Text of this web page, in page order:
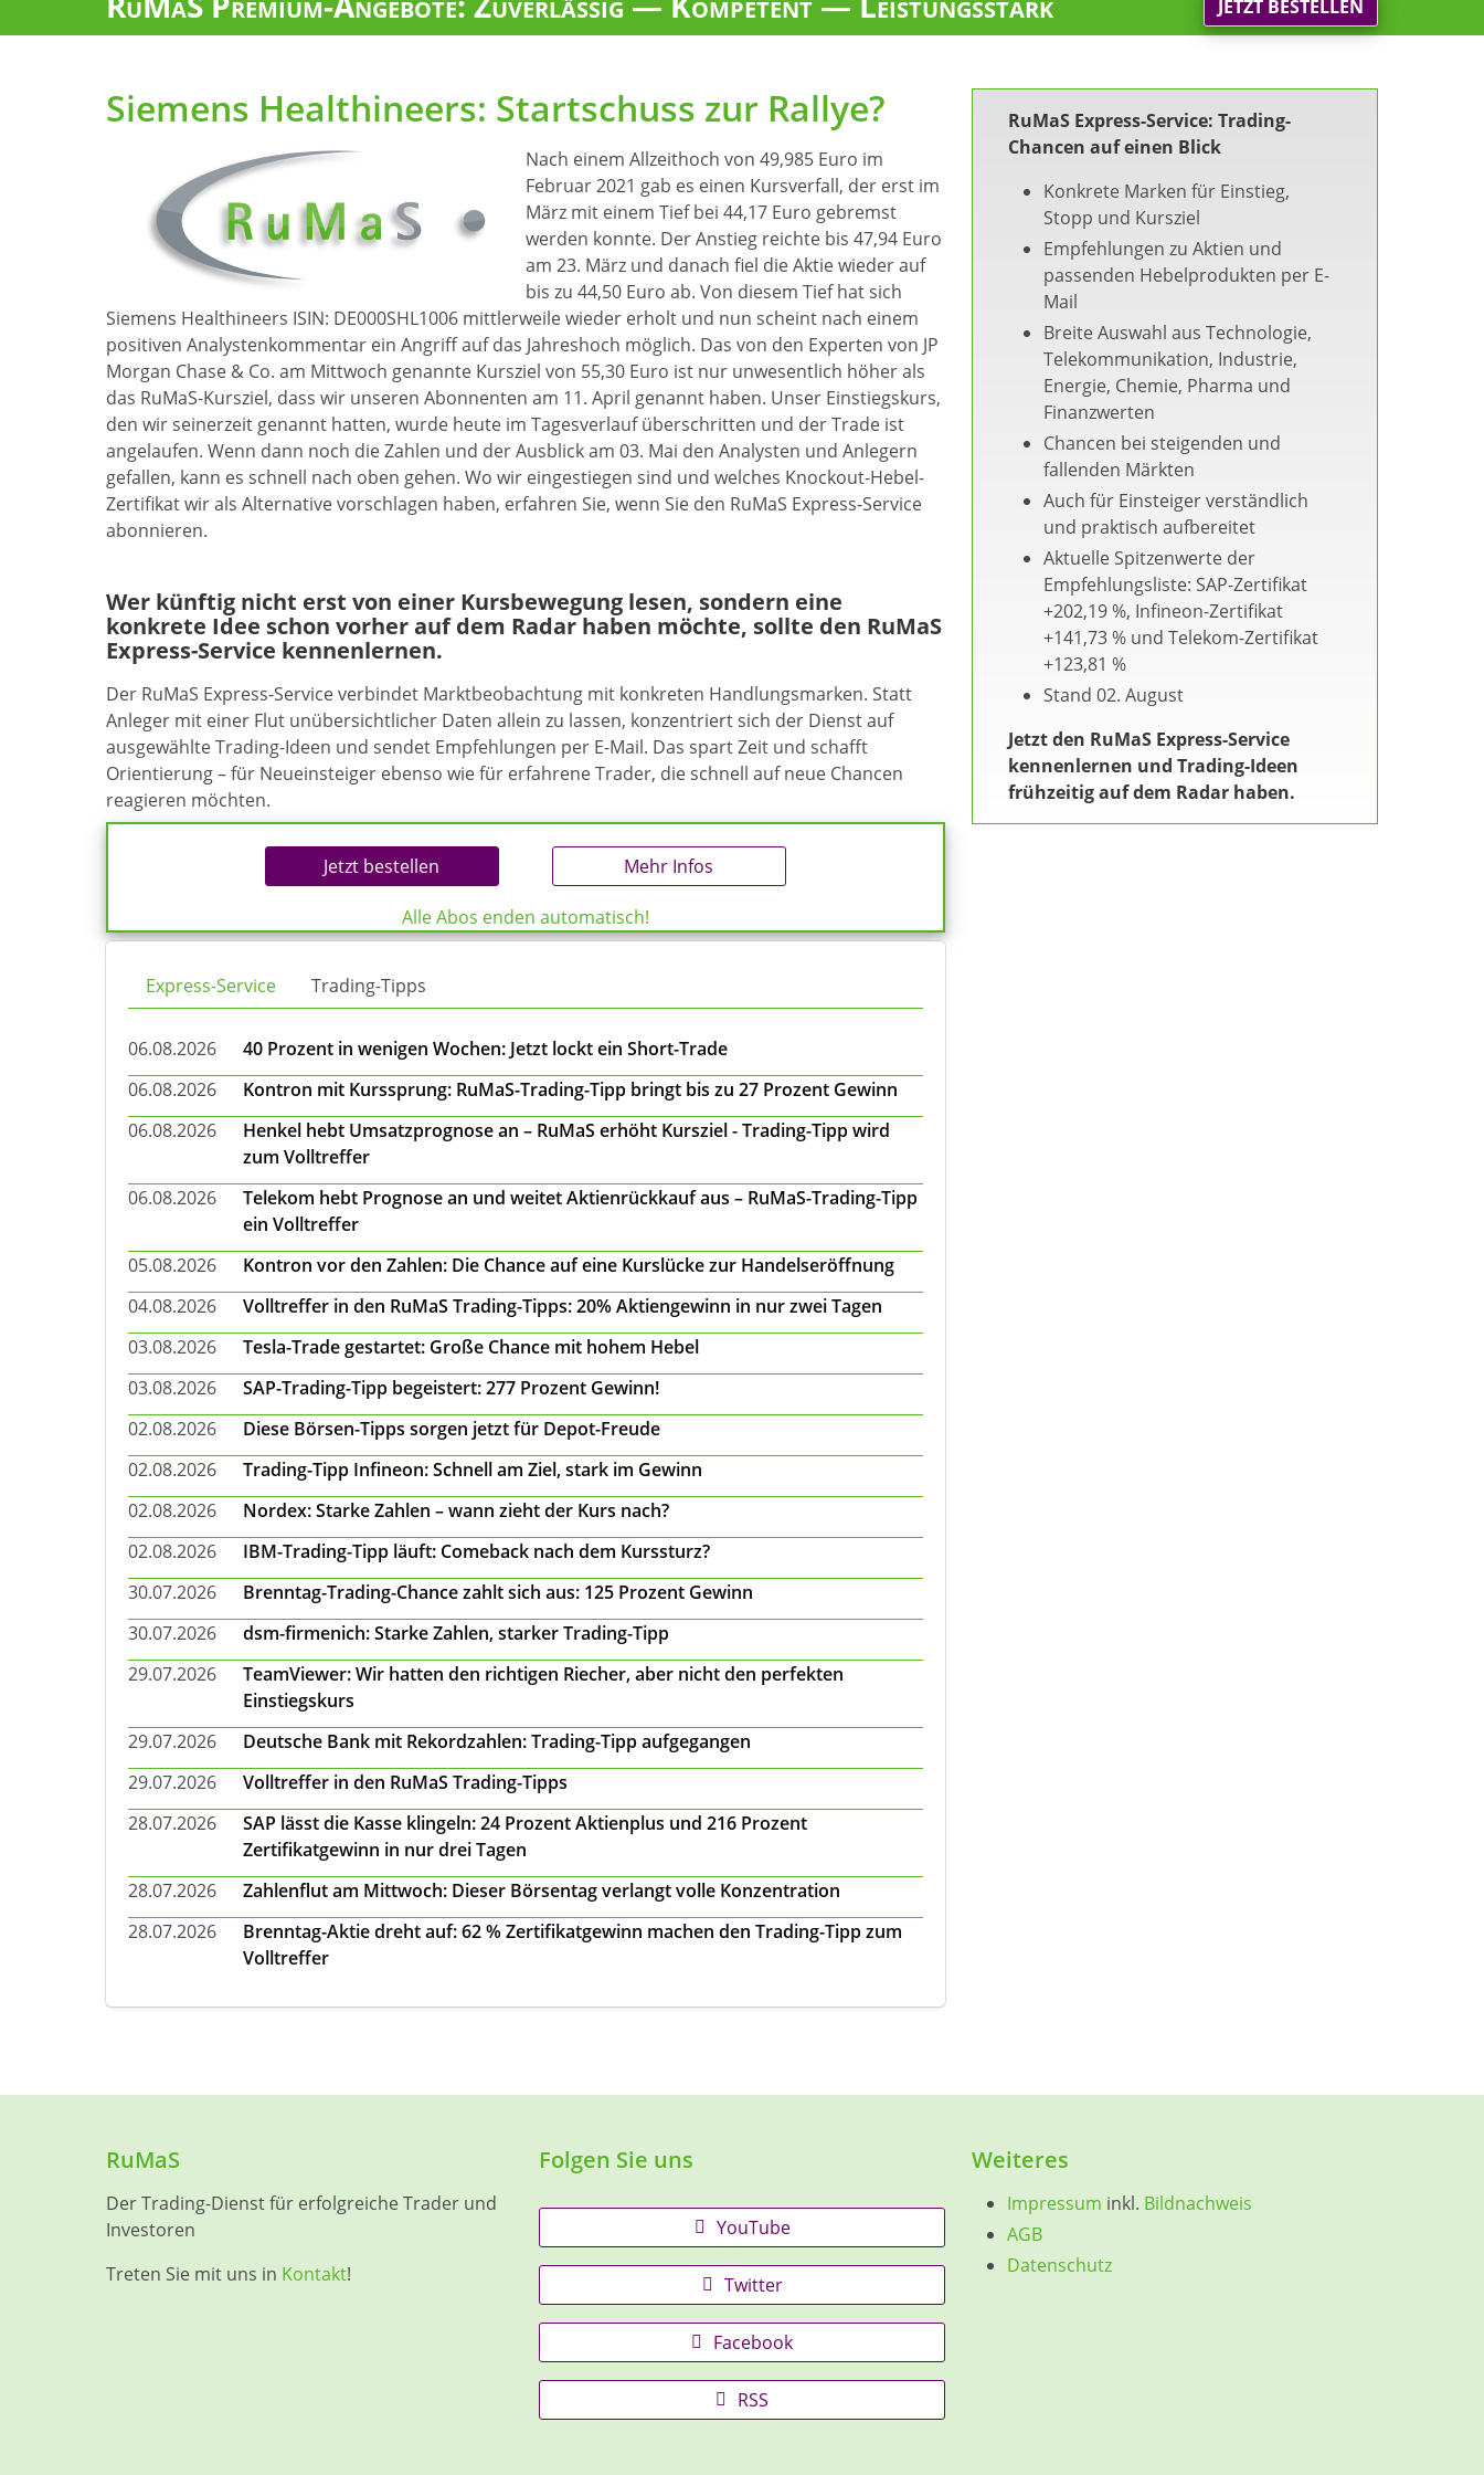
JETZT BESTELLEN
Siemens Healthineers: Startschuss zur Rallye?
Nach einem Allzeithoch von 49,985 Euro im
Februar 2021 gab es einen Kursverfall, der erst im
März mit einem Tief bei 44,17 Euro gebremst
werden konnte. Der Anstieg reichte bis 47,94 Euro
am 23. März und danach fiel die Aktie wieder auf
bis zu 44,50 Euro ab. Von diesem Tief hat sich
Siemens Healthineers ISIN: DE000SHL1006 mittlerweile wieder erholt und nun scheint nach einem
positiven Analystenkommentar ein Angriff auf das Jahreshoch möglich. Das von den Experten von JP
Morgan Chase & Co. am Mittwoch genannte Kursziel von 55,30 Euro ist nur unwesentlich höher als
das RuMaS-Kursziel, dass wir unseren Abonnenten am 11. April genannt haben. Unser Einstiegskurs,
den wir seinerzeit genannt hatten, wurde heute im Tagesverlauf überschritten und der Trade ist
angelaufen. Wenn dann noch die Zahlen und der Ausblick am 03. Mai den Analysten und Anlegern
gefallen, kann es schnell nach oben gehen. Wo wir eingestiegen sind und welches Knockout-Hebel-
Zertifikat wir als Alternative vorschlagen haben, erfahren Sie, wenn Sie den RuMaS Express-Service
abonnieren.
Wer künftig nicht erst von einer Kursbewegung lesen, sondern eine
konkrete Idee schon vorher auf dem Radar haben möchte, sollte den RuMaS
Express-Service kennenlernen.
Der RuMaS Express-Service verbindet Marktbeobachtung mit konkreten Handlungsmarken. Statt
Anleger mit einer Flut unübersichtlicher Daten allein zu lassen, konzentriert sich der Dienst auf
ausgewählte Trading-Ideen und sendet Empfehlungen per E-Mail. Das spart Zeit und schafft
Orientierung – für Neueinsteiger ebenso wie für erfahrene Trader, die schnell auf neue Chancen
reagieren möchten.
Jetzt bestellen Mehr Infos
Alle Abos enden automatisch!
Express-Service Trading-Tipps
06.08.2026
40 Prozent in wenigen Wochen: Jetzt lockt ein Short-Trade
06.08.2026
Kontron mit Kurssprung: RuMaS-Trading-Tipp bringt bis zu 27 Prozent Gewinn
06.08.2026
Henkel hebt Umsatzprognose an – RuMaS erhöht Kursziel - Trading-Tipp wird
zum Volltreffer
06.08.2026
Telekom hebt Prognose an und weitet Aktienrückkauf aus – RuMaS-Trading-Tipp
ein Volltreffer
05.08.2026
Kontron vor den Zahlen: Die Chance auf eine Kurslücke zur Handelseröffnung
04.08.2026
Volltreffer in den RuMaS Trading-Tipps: 20% Aktiengewinn in nur zwei Tagen
03.08.2026
Tesla-Trade gestartet: Große Chance mit hohem Hebel
03.08.2026
SAP-Trading-Tipp begeistert: 277 Prozent Gewinn!
02.08.2026
Diese Börsen-Tipps sorgen jetzt für Depot-Freude
02.08.2026
Trading-Tipp Infineon: Schnell am Ziel, stark im Gewinn
02.08.2026
Nordex: Starke Zahlen – wann zieht der Kurs nach?
02.08.2026
IBM-Trading-Tipp läuft: Comeback nach dem Kurssturz?
30.07.2026
Brenntag-Trading-Chance zahlt sich aus: 125 Prozent Gewinn
30.07.2026
dsm-firmenich: Starke Zahlen, starker Trading-Tipp
29.07.2026
TeamViewer: Wir hatten den richtigen Riecher, aber nicht den perfekten
Einstiegskurs
29.07.2026
Deutsche Bank mit Rekordzahlen: Trading-Tipp aufgegangen
29.07.2026
Volltreffer in den RuMaS Trading-Tipps
28.07.2026
SAP lässt die Kasse klingeln: 24 Prozent Aktienplus und 216 Prozent
Zertifikatgewinn in nur drei Tagen
28.07.2026
Zahlenflut am Mittwoch: Dieser Börsentag verlangt volle Konzentration
28.07.2026
Brenntag-Aktie dreht auf: 62 % Zertifikatgewinn machen den Trading-Tipp zum
Volltreffer
RuMaS Express-Service: Trading-
Chancen auf einen Blick
Konkrete Marken für Einstieg,
Stopp und Kursziel
Empfehlungen zu Aktien und
passenden Hebelprodukten per E-
Mail
Breite Auswahl aus Technologie,
Telekommunikation, Industrie,
Energie, Chemie, Pharma und
Finanzwerten
Chancen bei steigenden und
fallenden Märkten
Auch für Einsteiger verständlich
und praktisch aufbereitet
Aktuelle Spitzenwerte der
Empfehlungsliste: SAP-Zertifikat
+202,19 %, Infineon-Zertifikat
+141,73 % und Telekom-Zertifikat
+123,81 %
Stand 02. August
Jetzt den RuMaS Express-Service
kennenlernen und Trading-Ideen
frühzeitig auf dem Radar haben.
RuMaS
Der Trading-Dienst für erfolgreiche Trader und
Investoren
Treten Sie mit uns in Kontakt!
Folgen Sie uns
YouTube
Twitter
Facebook
RSS
Weiteres
Impressum inkl. Bildnachweis
AGB
Datenschutz